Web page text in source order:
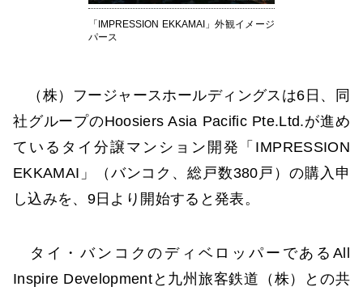
「IMPRESSION EKKAMAI」外観イメージ
パース
（株）フージャースホールディングスは6日、同
社グループのHoosiers Asia Pacific Pte.Ltd.が進め
ているタイ分譲マンション開発「IMPRESSION
EKKAMAI」（バンコク、総戸数380戸）の購入申
し込みを、9日より開始すると発表。
タイ・バンコクのディベロッパーであるAll
Inspire Developmentと九州旅客鉄道（株）との共